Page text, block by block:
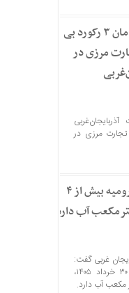
ثبت همزمان ۳ رکورد بی
مرزی در
سابقه تجارت مرزی در
دریاچه ارومیه بیش از ۴
آب دارد
غربی گفت:
براساس باتیمتری انجام شده تا ۳۰ خرداد ۱۴۰۵،